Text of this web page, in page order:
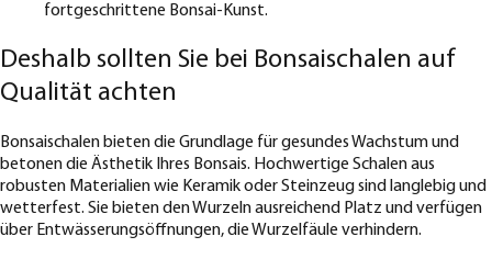
fortgeschrittene Bonsai-Kunst.
Deshalb sollten Sie bei Bonsaischalen auf
Qualität achten
Bonsaischalen bieten die Grundlage für gesundes Wachstum und
betonen die Ästhetik Ihres Bonsais. Hochwertige Schalen aus
robusten Materialien wie Keramik oder Steinzeug sind langlebig und
wetterfest. Sie bieten den Wurzeln ausreichend Platz und verfügen
über Entwässerungsöffnungen, die Wurzelfäule verhindern.